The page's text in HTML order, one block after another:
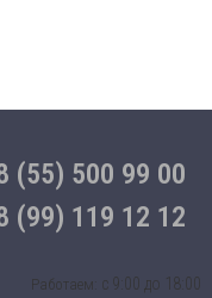
(55) 500 99 00
(99) 119 12 12
Работаем: c 9:00 до 18:00